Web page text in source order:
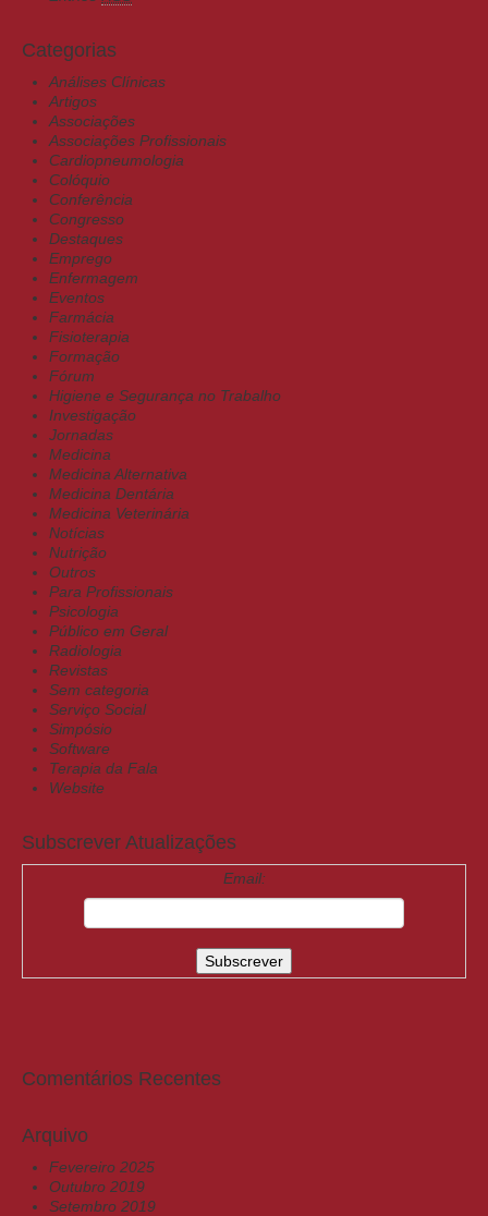
Categorias
Análises Clínicas
Artigos
Associações
Associações Profissionais
Cardiopneumologia
Colóquio
Conferência
Congresso
Destaques
Emprego
Enfermagem
Eventos
Farmácia
Fisioterapia
Formação
Fórum
Higiene e Segurança no Trabalho
Investigação
Jornadas
Medicina
Medicina Alternativa
Medicina Dentária
Medicina Veterinária
Notícias
Nutrição
Outros
Para Profissionais
Psicologia
Público em Geral
Radiologia
Revistas
Sem categoria
Serviço Social
Simpósio
Software
Terapia da Fala
Website
Subscrever Atualizações
Email:
Comentários Recentes
Arquivo
Fevereiro 2025
Outubro 2019
Setembro 2019